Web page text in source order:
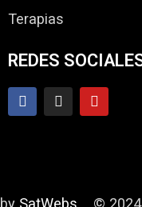
Terapias
REDES
by SatWebs © 2024